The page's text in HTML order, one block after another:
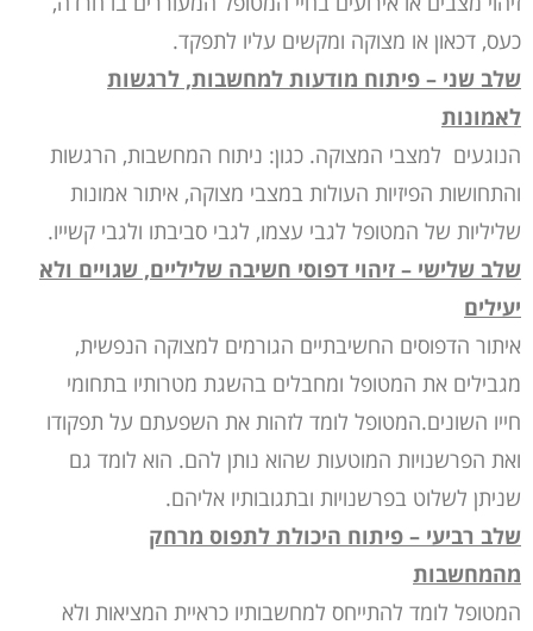
כעס, דכאון או מצוקה ומקשים עליו לתפקד.
שלב שני – פיתוח מודעות למחשבות, לרגשות
לאמונות
הנוגעים למצבי המצוקה. כגון: ניתוח המחשבות, הרגשות
והתחושות הפיזיות העולות במצבי מצוקה, איתור אמונות
שליליות של המטופל לגבי עצמו, לגבי סביבתו ולגבי קשייו.
שלב שלישי – זיהוי דפוסי חשיבה שליליים, שגויים ולא
יעילים
איתור הדפוסים החשיבתיים הגורמים למצוקה הנפשית,
מגבילים את המטופל ומחבלים בהשגת מטרותיו בתחומי
חייו השונים.המטופל לומד לזהות את השפעתם על תפקודו
ואת הפרשנויות המוטעות שהוא נותן להם. הוא לומד גם
שניתן לשלוט בפרשנויות ובתגובותיו אליהם.
שלב רביעי – פיתוח היכולת לתפוס מרחק
מהמחשבות
המטופל לומד להתייחס למחשבותיו כראיית המציאות ולא